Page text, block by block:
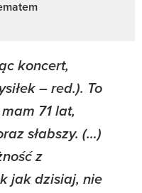
koncert,
– red.). To
71 lat,
słabszy. (…)
z
jak dzisiaj, nie